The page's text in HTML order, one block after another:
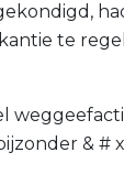
te
& #